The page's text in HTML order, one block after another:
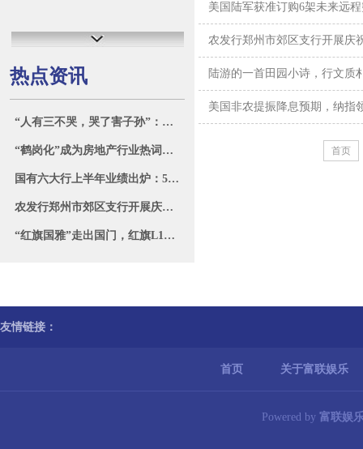
热点资讯
“人有三不哭，哭了害子孙”：亲人过世时，这几种情况下不要大哭
“鹤岗化”成为房地产行业热词！16万就可以在江苏买房？
国有六大行上半年业绩出炉：5家净利润、营收同比下降，净息差集体走低
农发行郑州市郊区支行开展庆祝建军97周年复转军人共度“八一”座谈活动
“红旗国雅”走出国门，红旗L1在俄罗斯公开展出
美国陆军获准订购6架未来远
农发行郑州市郊区支行开展庆
陆游的一首田园小诗，行文质
美国非农提振降息预期，纳指
首页
友情链接：
首页 关于富联娱乐
Powered by 富联娱